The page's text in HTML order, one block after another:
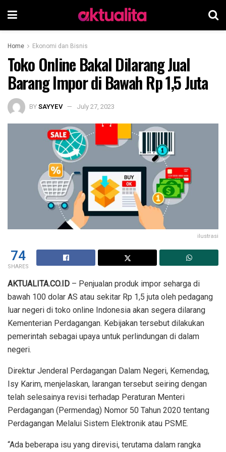
Home Ekonomi dan Bisnis
Toko Online Bakal Dilarang Jual
Barang Impor di Bawah Rp 1,5 Juta
BYSAYYEV July 27, 2023
ilustrasi
74
SHARES
AKTUALITA.CO.ID – Penjualan produk impor seharga di
bawah 100 dolar AS atau sekitar Rp 1,5 juta oleh pedagang
luar negeri di toko online Indonesia akan segera dilarang
Kementerian Perdagangan. Kebijakan tersebut dilakukan
pemerintah sebagai upaya untuk perlindungan di dalam
negeri.
Direktur Jenderal Perdagangan Dalam Negeri, Kemendag,
Isy Karim, menjelaskan, larangan tersebut seiring dengan
telah selesainya revisi terhadap Peraturan Menteri
Perdagangan (Permendag) Nomor 50 Tahun 2020 tentang
Perdagangan Melalui Sistem Elektronik atau PSME.
“Ada beberapa isu yang direvisi, terutama dalam rangka